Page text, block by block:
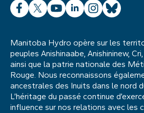
Facebook
X YouTube
LinkedInInstagram
Bluesky
Manitoba Hydro opère sur les
peuples Anishinaabe, Anishininew,
ainsi que la patrie nationale des
Rouge. Nous reconnaissons
ancestrales des Inuits dans le nord
L’héritage du passé continue
influence sur nos relations avec les